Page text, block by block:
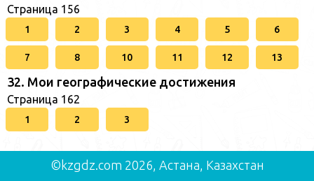
Страница 156
1 2 3 4 5 6
7 8 10 11 12 13
32. Мои географические достижения
Страница 162
1 2 3
©kzgdz.com 2026, Астана, Казахстан